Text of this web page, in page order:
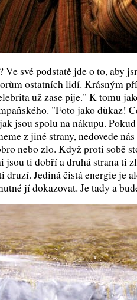
Ve své podstatě jde o to, aby
ostatních lidí. Krásným
už zase pije." K tomu
"Foto jako důkaz!
jsou spolu na nákupu.
z jiné strany, nedovede
nebo zlo. Když proti sobě
jsou ti dobří a druhá strana ti
Jediná čistá energie je
jí dokazovat. Je tady a